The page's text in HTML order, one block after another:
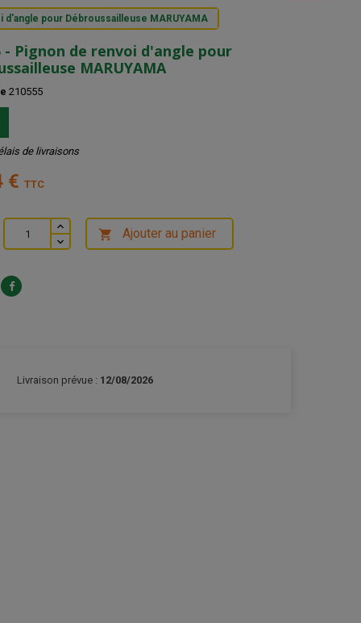
d'angle pour Débroussailleuse MARUYAMA
- Pignon de renvoi d'angle pour
MARUYAMA
210555
de livraisons
€ TTC
 Ajouter au panier
Livraison prévue : 12/08/2026